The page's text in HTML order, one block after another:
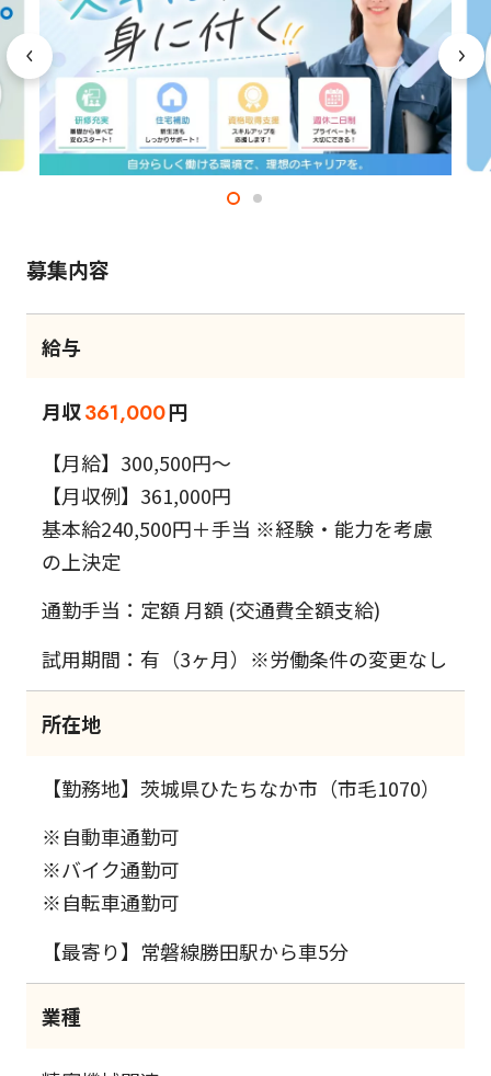
募集内容
給与
月収361,000円
【月給】300,500円～
【月収例】361,000円
基本給240,500円＋手当 ※経験・能力を考慮
の上決定
通勤手当：定額 月額 (交通費全額支給)
試用期間：有（3ヶ月）※労働条件の変更なし
所在地
【勤務地】茨城県ひたちなか市（市毛1070）
※自動車通勤可
※バイク通勤可
※自転車通勤可
【最寄り】常磐線勝田駅から車5分
業種